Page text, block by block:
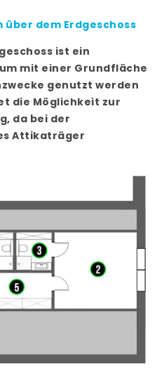
über dem Erdgeschoss
ist ein
mit einer Grundfläche
genutzt werden
die Möglichkeit zur
da bei der
Attikaträger